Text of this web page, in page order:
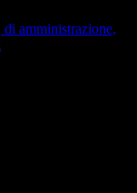
amministrazione,